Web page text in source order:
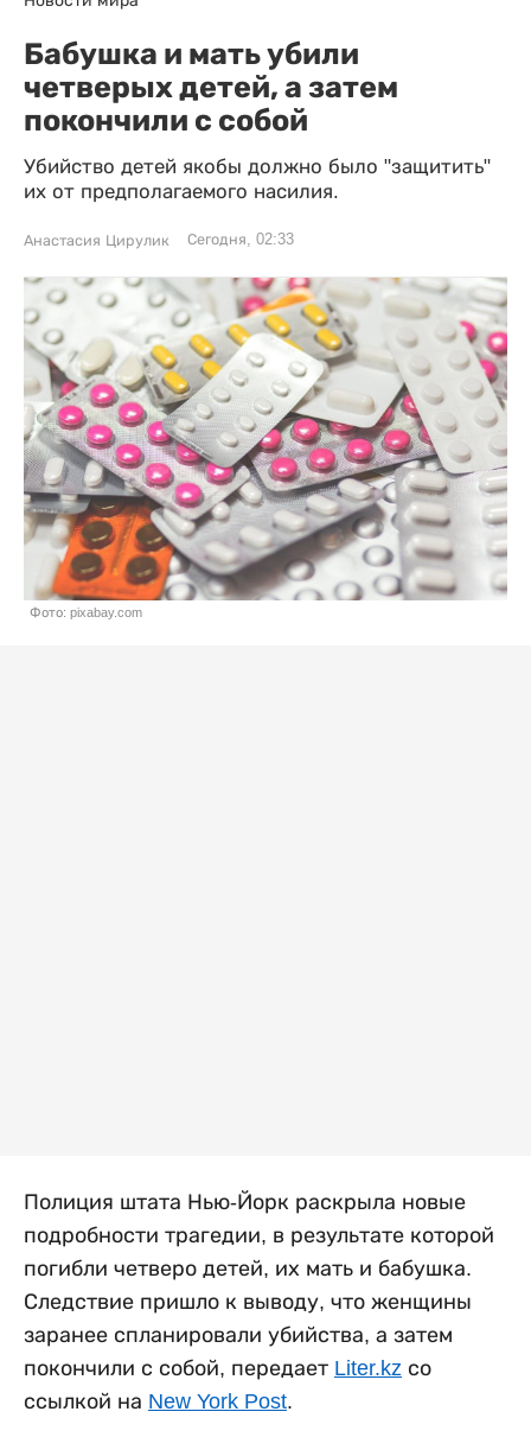
Бабушка и мать убили
четверых детей, а затем
покончили с собой
Убийство детей якобы должно было "защитить"
их от предполагаемого насилия.
Анастасия Цирулик Сегодня, 02:33
Фото: pixabay.com
Полиция штата Нью-Йорк раскрыла новые
подробности трагедии, в результате которой
погибли четверо детей, их мать и бабушка.
Следствие пришло к выводу, что женщины
заранее спланировали убийства, а затем
покончили с собой, передает Liter.kz со
ссылкой на New York Post.